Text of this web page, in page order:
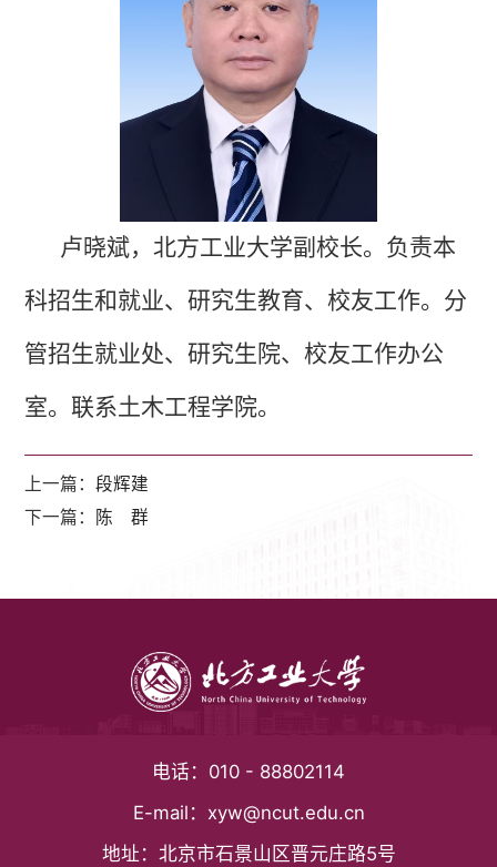
卢晓斌，北方工业大学副校长。 负责本
科招生和就业、研究生教育、校友工作。分
管招生就业处、研究生院、校友工作办公
室。联系土木工程学院。
上一篇：段辉建
下一篇： 陈 群
电话： 010 - 88802114
E-mail： xyw@ncut.edu.cn
地址： 北京市石景山区晋元庄路5号